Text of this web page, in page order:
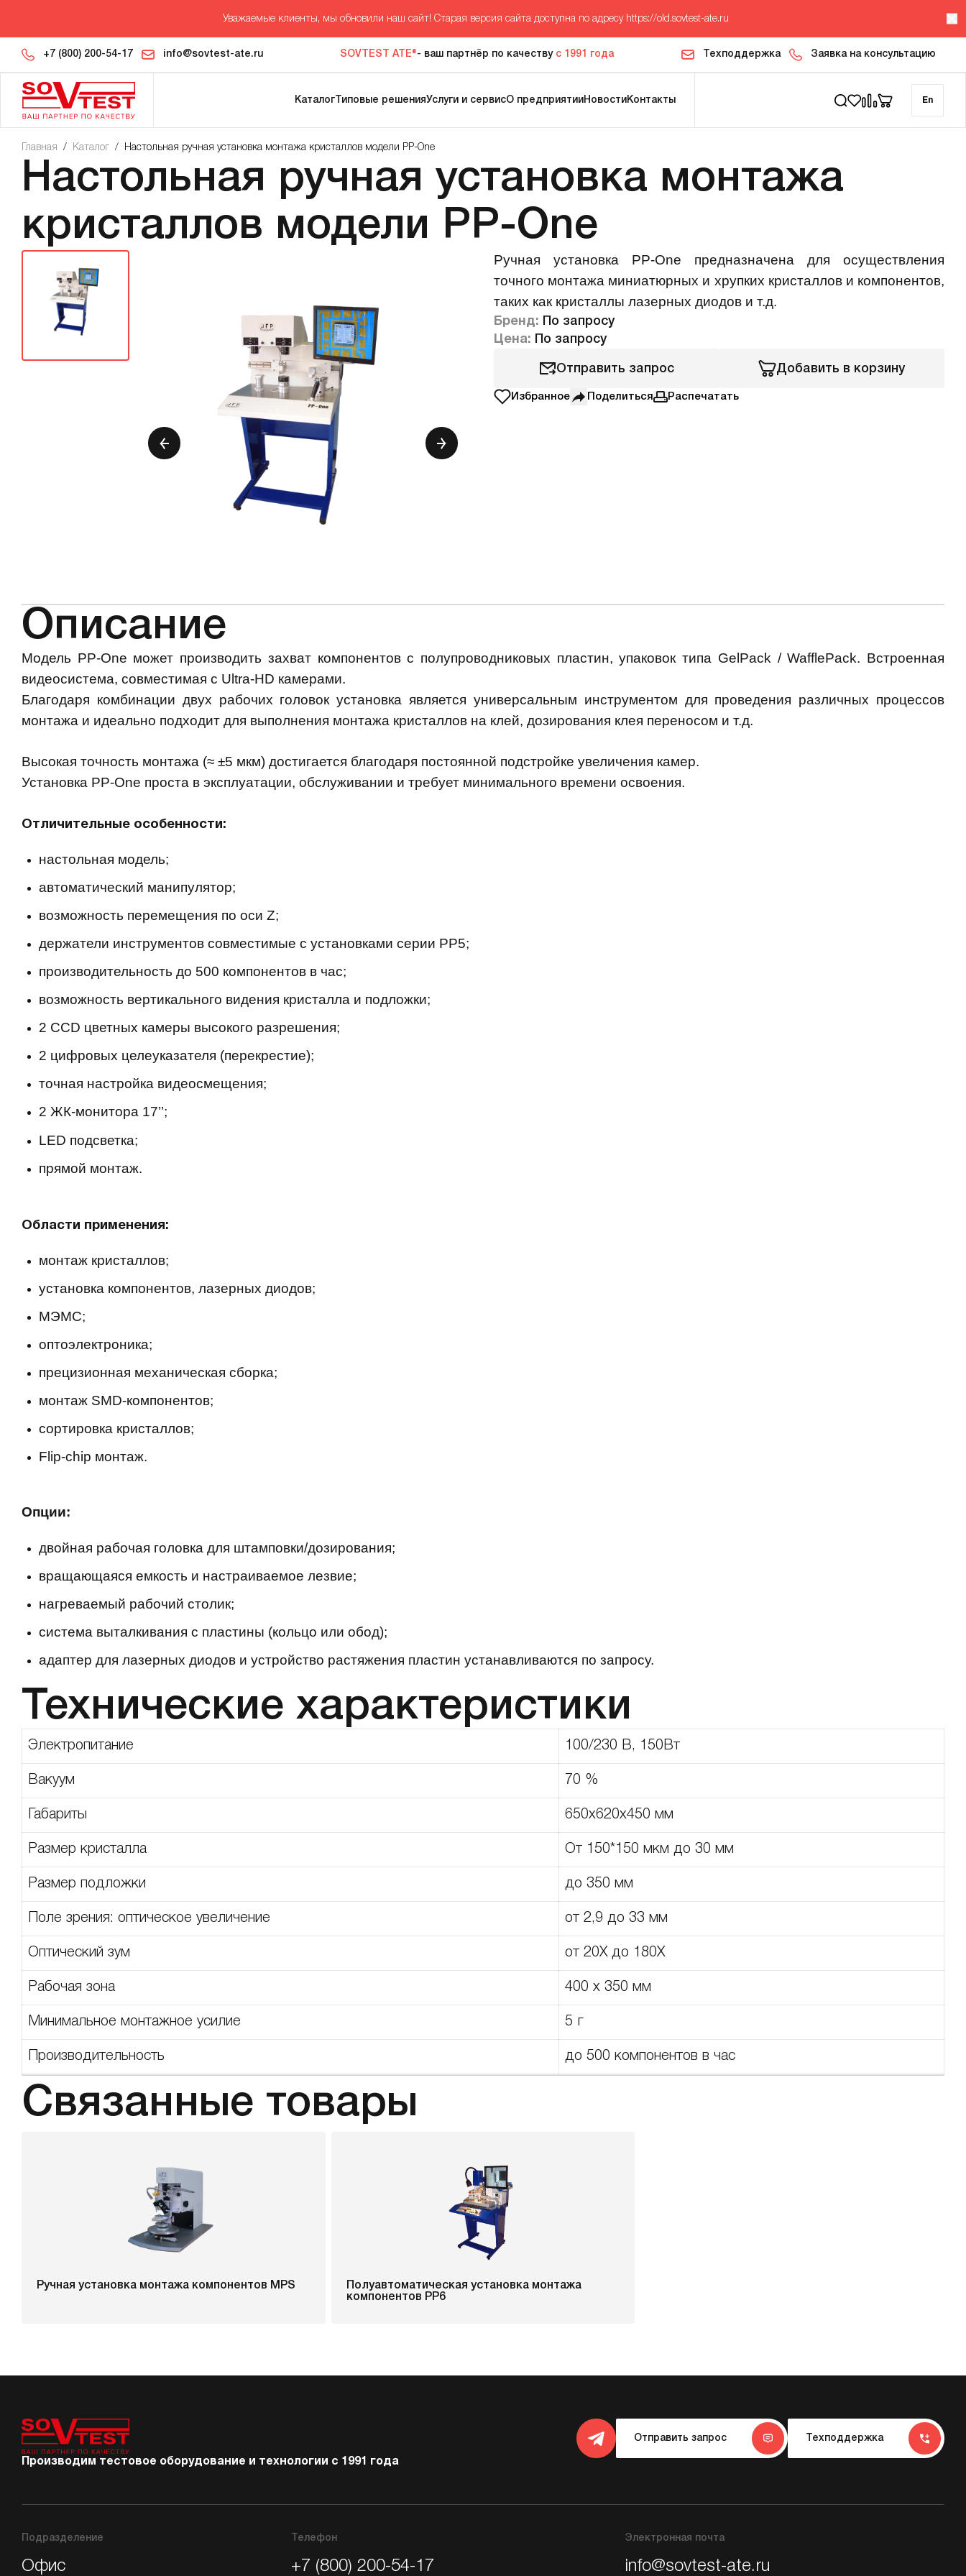
Уважаемые клиенты, мы обновили наш сайт! Старая версия сайта доступна по адресу https://old.sovtest-ate.ru
+7 (800) 200-54-17 info@sovtest-ate.ru SOVTEST ATE®- ваш партнёр по качествус 1991 года Техподдержка Заявка на консультацию
Каталог Типовые решенияУслуги и сервисО предприятииНовостиКонтакты En
Главная / Каталог / Настольная ручная установка монтажа кристаллов модели PP-One
Настольная ручная установка монтажа
кристаллов модели PP-One
Ручная установка PP-One предназначена для осуществления
точного монтажа миниатюрных и хрупких кристаллов и компонентов,
таких как кристаллы лазерных диодов и т.д.
Бренд: По запросу
Цена: По запросу
Отправить запрос Добавить в корзину
Избранное Поделиться Распечатать
Описание
Модель PP-One может производить захват компонентов с полупроводниковых пластин, упаковок типа GelPack / WafflePack. Встроенная
видеосистема, совместимая с Ultra-HD камерами.
Благодаря комбинации двух рабочих головок установка является универсальным инструментом для проведения различных процессов
монтажа и идеально подходит для выполнения монтажа кристаллов на клей, дозирования клея переносом и т.д.
Высокая точность монтажа (≈ ±5 мкм) достигается благодаря постоянной подстройке увеличения камер.
Установка PP-One проста в эксплуатации, обслуживании и требует минимального времени освоения.
Отличительные особенности:
настольная модель;
автоматический манипулятор;
возможность перемещения по оси Z;
держатели инструментов совместимые с установками серии PP5;
производительность до 500 компонентов в час;
возможность вертикального видения кристалла и подложки;
2 CCD цветных камеры высокого разрешения;
2 цифровых целеуказателя (перекрестие);
точная настройка видеосмещения;
2 ЖК-монитора 17’’;
LED подсветка;
прямой монтаж.
Области применения:
монтаж кристаллов;
установка компонентов, лазерных диодов;
МЭМС;
оптоэлектроника;
прецизионная механическая сборка;
монтаж SMD-компонентов;
сортировка кристаллов;
Flip-chip монтаж.
Опции:
двойная рабочая головка для штамповки/дозирования;
вращающаяся емкость и настраиваемое лезвие;
нагреваемый рабочий столик;
система выталкивания с пластины (кольцо или обод);
адаптер для лазерных диодов и устройство растяжения пластин устанавливаются по запросу.
Технические характеристики
Электропитание 100/230 В, 150Вт
Вакуум 70 %
Габариты 650x620x450 мм
Размер кристалла От 150*150 мкм до 30 мм
Размер подложки до 350 мм
Поле зрения: оптическое увеличение от 2,9 до 33 мм
Оптический зум от 20X до 180X
Рабочая зона 400 x 350 мм
Минимальное монтажное усилие 5 г
Производительность до 500 компонентов в час
Связанные товары
Ручная установка монтажа компонентов MPS
Полуавтоматическая установка монтажа
компонентов PP6
Производим тестовое оборудование и технологии с 1991 года
Отправить запрос Техподдержка
Подразделение Телефон Электронная почта
Офис +7 (800) 200-54-17 info@sovtest-ate.ru